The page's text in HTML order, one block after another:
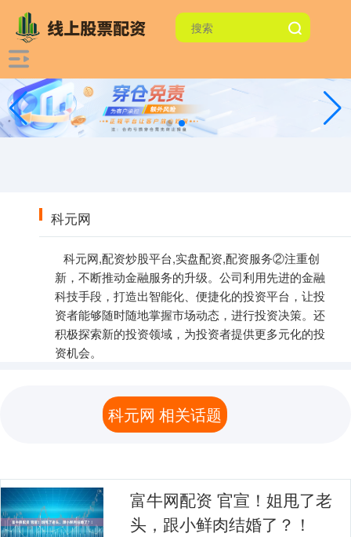
科元网
科元网,配资炒股平台,实盘配资,配资服务②注重创
新，不断推动金融服务的升级。公司利用先进的金融
科技手段，打造出智能化、便捷化的投资平台，让投
资者能够随时随地掌握市场动态，进行投资决策。还
积极探索新的投资领域，为投资者提供更多元化的投
资机会。
科元网 相关话题
富牛网配资 官宣！姐甩了老
头，跟小鲜肉结婚了？！